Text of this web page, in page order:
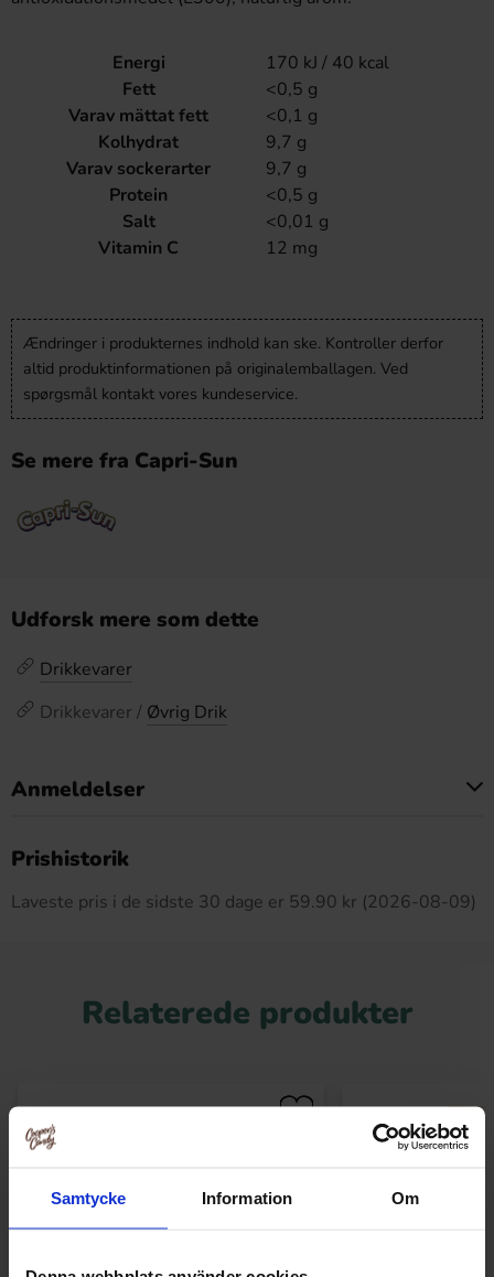
Samtycke Information Om
Energi
170 kJ / 40 kcal
Fett
<0,5 g
Varav mättat fett
<0,1 g
Kolhydrat
9,7 g
Varav sockerarter
9,7 g
Protein
<0,5 g
Salt
<0,01 g
Vitamin C
12 mg
Ændringer i produkternes indhold kan ske. Kontroller derfor
altid produktinformationen på originalemballagen. Ved
spørgsmål kontakt vores kundeservice.
Se mere fra Capri-Sun
Udforsk mere som dette
Drikkevarer
Drikkevarer / Øvrig Drik
Anmeldelser
Prishistorik
Laveste pris i de sidste 30 dage er 59.90 kr (2026-08-09)
Relaterede produkter